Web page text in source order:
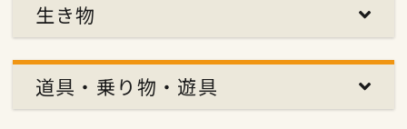
生き物
道具・乗り物・遊具